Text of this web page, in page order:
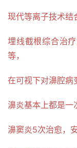
现代等离子技术结
埋线截根综合治
等，
在可视下对濞腔病
濞炎基本上都是一
濞窦炎5次治愈，